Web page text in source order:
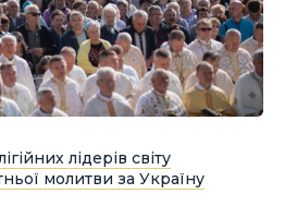
лідерів світу
молитви за Україну